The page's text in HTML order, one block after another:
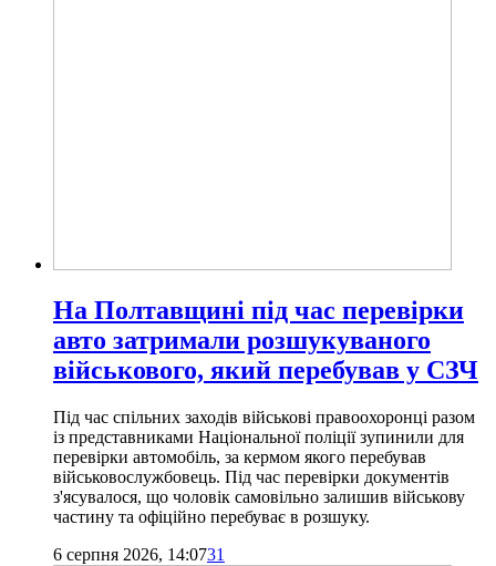
На Полтавщині під час перевірки
авто затримали розшукуваного
військового, який перебував у СЗЧ
Під час спільних заходів військові правоохоронці разом
із представниками Національної поліції зупинили для
перевірки автомобіль, за кермом якого перебував
військовослужбовець. Під час перевірки документів
з'ясувалося, що чоловік самовільно залишив військову
частину та офіційно перебуває в розшуку.
6 серпня 2026, 14:0731